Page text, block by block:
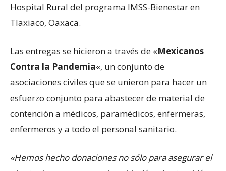
Hospital Rural del programa IMSS-Bienestar en
Tlaxiaco, Oaxaca.
Las entregas se hicieron a través de «Mexicanos
Contra la Pandemia«, un conjunto de
asociaciones civiles que se unieron para hacer un
esfuerzo conjunto para abastecer de material de
contención a médicos, paramédicos, enfermeras,
enfermeros y a todo el personal sanitario.
«Hemos hecho donaciones no sólo para asegurar el